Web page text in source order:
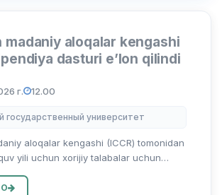
madaniy aloqalar kengashi
dasturi e’lon qilindi
г. 12.00
государственный университет
aloqalar kengashi (ICCR) tomonidan
yili uchun xorijiy talabalar uchun
Mazkur stipendiya dasturida ishtirok